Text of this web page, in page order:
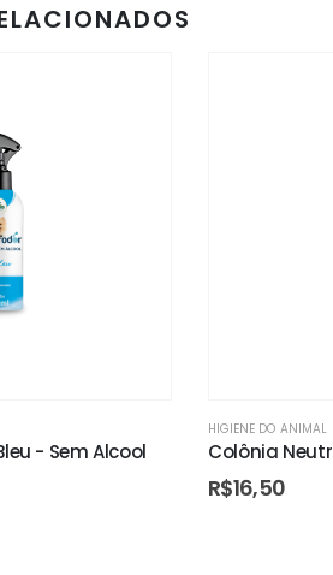
- Sem Alcool
HIGIENE DO ANIMAL
Colônia
R$16,50